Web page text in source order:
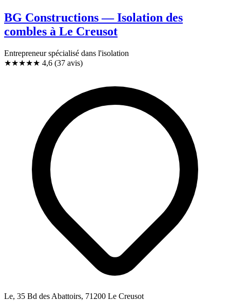
BG Constructions — Isolation des
combles à Le Creusot
Entrepreneur spécialisé dans l'isolation
★★★★★ 4,6 (37 avis)
Le, 35 Bd des Abattoirs, 71200 Le Creusot